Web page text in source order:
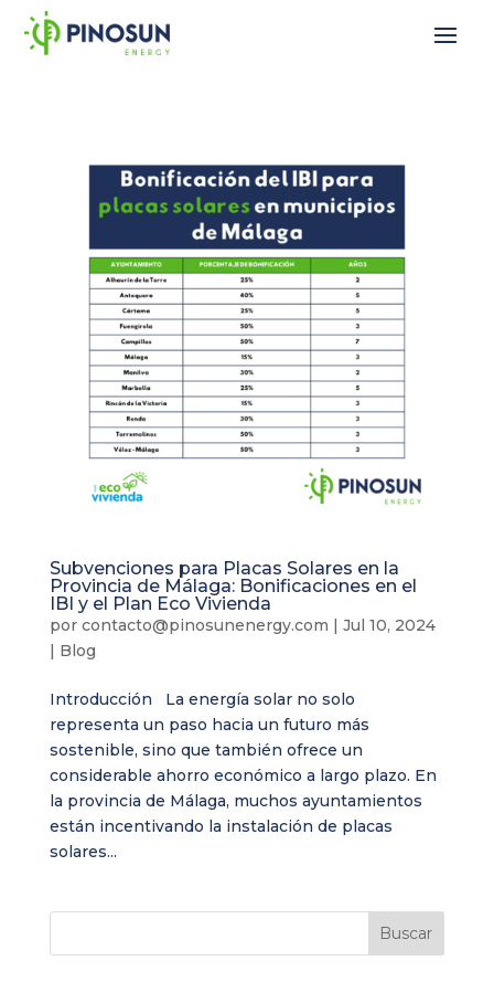
Subvenciones para Placas Solares en la
Provincia de Málaga: Bonificaciones en el
IBI y el Plan Eco Vivienda
por contacto@pinosunenergy.com | Jul 10, 2024
| Blog
Introducción La energía solar no solo
representa un paso hacia un futuro más
sostenible, sino que también ofrece un
considerable ahorro económico a largo plazo. En
la provincia de Málaga, muchos ayuntamientos
están incentivando la instalación de placas
solares...
Buscar